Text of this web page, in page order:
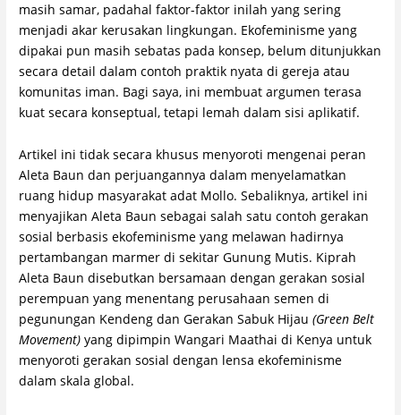
masih samar, padahal faktor-faktor inilah yang sering
menjadi akar kerusakan lingkungan. Ekofeminisme yang
dipakai pun masih sebatas pada konsep, belum ditunjukkan
secara detail dalam contoh praktik nyata di gereja atau
komunitas iman. Bagi saya, ini membuat argumen terasa
kuat secara konseptual, tetapi lemah dalam sisi aplikatif.
Artikel ini tidak secara khusus menyoroti mengenai peran
Aleta Baun dan perjuangannya dalam menyelamatkan
ruang hidup masyarakat adat Mollo. Sebaliknya, artikel ini
menyajikan Aleta Baun sebagai salah satu contoh gerakan
sosial berbasis ekofeminisme yang melawan hadirnya
pertambangan marmer di sekitar Gunung Mutis. Kiprah
Aleta Baun disebutkan bersamaan dengan gerakan sosial
perempuan yang menentang perusahaan semen di
pegunungan Kendeng dan Gerakan Sabuk Hijau(Green Belt
Movement)yang dipimpin Wangari Maathai di Kenya untuk
menyoroti gerakan sosial dengan lensa ekofeminisme
dalam skala global.